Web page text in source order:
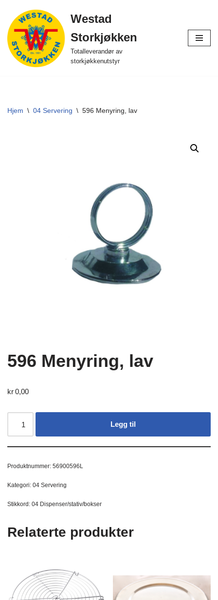
Hopp
til
innholdet
Westad
Storkjøkken
Totalleverandør av
storkjøkkenutstyr
Hjem \ 04 Servering \ 596 Menyring, lav
596 Menyring, lav
kr0,00
Legg til
Produktnummer: 56900596L
Kategori: 04 Servering
Stikkord: 04 Dispenser/stativ/bokser
Relaterte produkter